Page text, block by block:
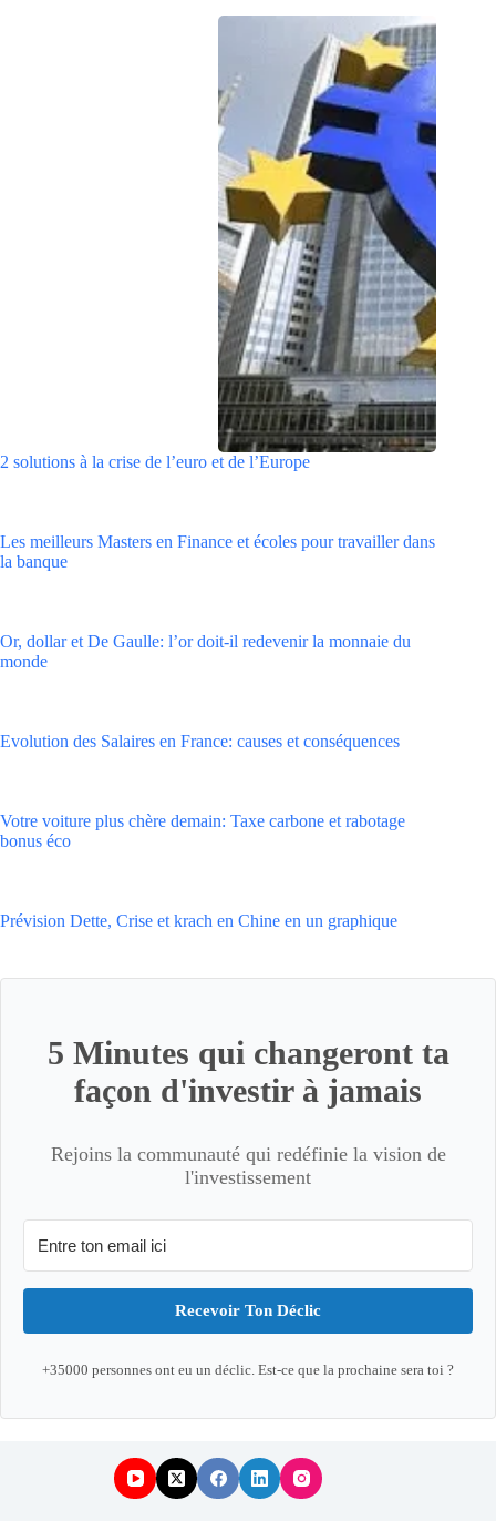
2 solutions à la crise de l’euro et de l’Europe
Les meilleurs Masters en Finance et écoles pour travailler dans
la banque
Or, dollar et De Gaulle: l’or doit-il redevenir la monnaie du
monde
Evolution des Salaires en France: causes et conséquences
Votre voiture plus chère demain: Taxe carbone et rabotage
bonus éco
Prévision Dette, Crise et krach en Chine en un graphique
5 Minutes qui changeront ta
façon d'investir à jamais
Rejoins la communauté qui redéfinie la vision de
l'investissement
Recevoir Ton Déclic
+35000 personnes ont eu un déclic. Est-ce que la prochaine sera toi ?